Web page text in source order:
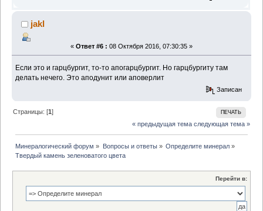
jakl
« Ответ #6 : 08 Октября 2016, 07:30:35 »
Если это и гарцбургит, то-то апогарцбургит. Но гарцбургиту там
делать нечего. Это аподунит или аповерлит
Записан
ПЕЧАТЬ
Страницы: [1]
« предыдущая тема следующая тема »
Минералогический форум » Вопросы и ответы» Определите минерал»
Твердый камень зеленоватого цвета
Перейти в: